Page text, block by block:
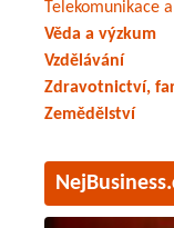
Telekomunikace
Věda a výzkum
Vzdělávání
Zdravotnictví,
Zemědělství